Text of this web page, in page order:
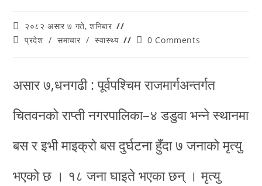
२०८२ असार ७ गते, शनिबार
प्रदेश / समाचार / स्वास्थ्य 0 Comments
असार ७,धनगढी : पूर्वपश्चिम राजमार्गअन्तर्गत
चितवनको राप्ती नगरपालिका–४ डडुवा भन्ने स्थानमा
बस र इभी माइक्रो बस दुर्घटना हुँदा ७ जनाको मृत्यु
भएको छ । १८ जना घाइते भएका छन् । मृत्यु